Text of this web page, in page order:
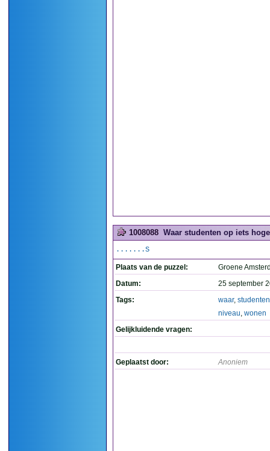
1008088 Waar studenten op iets
.......S
Plaats van de puzzel:
Groene
Datum:
25 september
Tags:
waar, studenten
niveau, wonen
Gelijkluidende vragen:
Geplaatst door: Anoniem